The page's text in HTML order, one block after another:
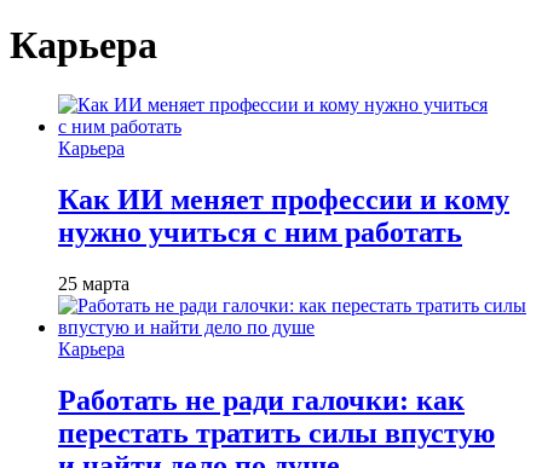
Карьера
Карьера
Как ИИ меняет профессии и кому
нужно учиться с ним работать
25 марта
Карьера
Работать не ради галочки: как
перестать тратить силы впустую